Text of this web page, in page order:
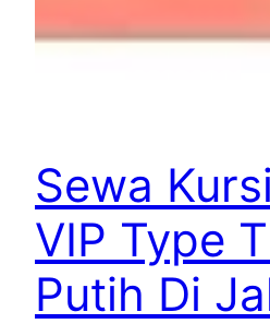
Sewa
VIP Type
Putih Di